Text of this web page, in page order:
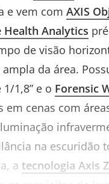
e vem com AXIS
Health Analytics
de visão
da área.
1,8” e o Forensic
cenas com
na escuridão
a tecnologia Axis